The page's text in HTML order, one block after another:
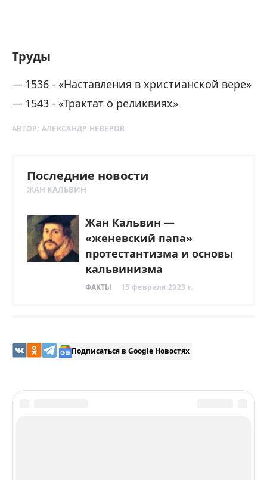
Труды
1536 - «Наставления в христианской вере»
1543 - «Трактат о реликвиях»
АВТОР: АЛЕКСАНДР НЕВЕРОВ
Последние новости
ЖАН КАЛЬВИН
Жан Кальвин —
«женевский папа»
протестантизма и основы
кальвинизма
ФАКТЫ 15 февраля 2023 г.
Подписаться в Google Новостях